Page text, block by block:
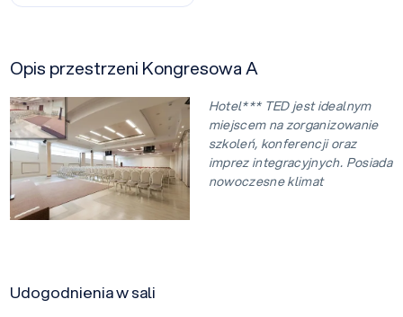
Opis przestrzeni Kongresowa A
Hotel*** TED jest idealnym
miejscem na zorganizowanie
szkoleń, konferencji oraz
imprez integracyjnych. Posiada
nowoczesne klimat
Udogodnienia w sali